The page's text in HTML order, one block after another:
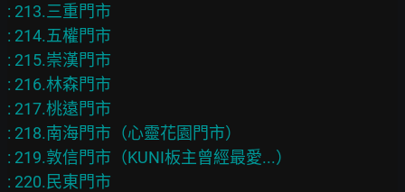
: 213.三重門市
: 214.五權門市
: 215.崇漢門市
: 216.林森門市
: 217.桃遠門市
: 218.南海門市（心靈花園門市）
: 219.敦信門市（KUNI板主曾經最愛...）
: 220.民東門市